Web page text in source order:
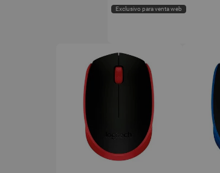
Exclusivo para venta web